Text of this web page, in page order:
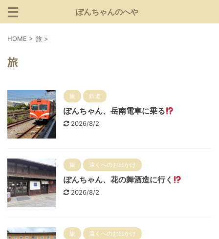
ぽんちゃんのへや
HOME > 旅 >
旅
旅 鉄道
ぽんちゃん、岳南電車に乗る
2026/8/2
旅 遠くへのお出かけ
ぽんちゃん、花の舞酒造に行く
2026/8/2
旅 遠くへのお出かけ